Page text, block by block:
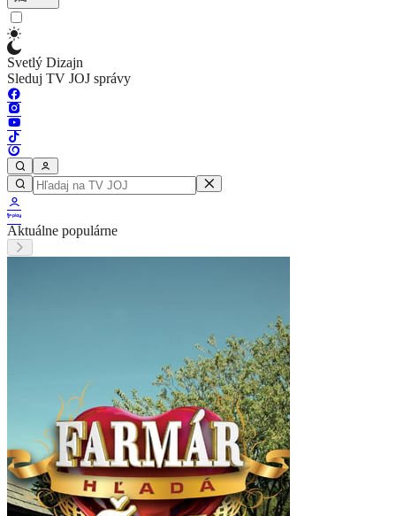
Svetlý Dizajn
Sleduj TV JOJ správy
Aktuálne populárne